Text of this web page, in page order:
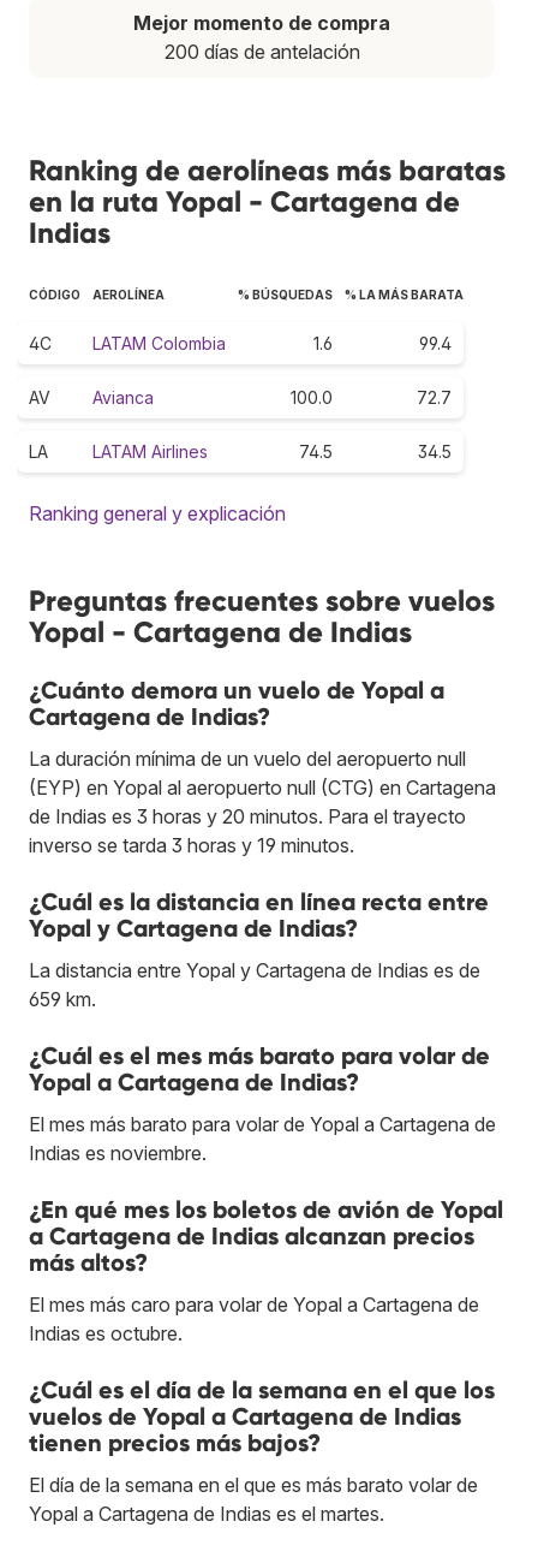
Mejor momento de compra
200 días de antelación
Ranking de aerolíneas más baratas
en la ruta Yopal - Cartagena de
Indias
CÓDIGO AEROLÍNEA % BÚSQUEDAS % LA MÁS BARATA
4C LATAM Colombia 1.6 99.4
AV Avianca 100.0 72.7
LA LATAM Airlines 74.5 34.5
Ranking general y explicación
Preguntas frecuentes sobre vuelos
Yopal - Cartagena de Indias
¿Cuánto demora un vuelo de Yopal a
Cartagena de Indias?
La duración mínima de un vuelo del aeropuerto null
(EYP) en Yopal al aeropuerto null (CTG) en Cartagena
de Indias es 3 horas y 20 minutos. Para el trayecto
inverso se tarda 3 horas y 19 minutos.
¿Cuál es la distancia en línea recta entre
Yopal y Cartagena de Indias?
La distancia entre Yopal y Cartagena de Indias es de
659 km.
¿Cuál es el mes más barato para volar de
Yopal a Cartagena de Indias?
El mes más barato para volar de Yopal a Cartagena de
Indias es noviembre.
¿En qué mes los boletos de avión de Yopal
a Cartagena de Indias alcanzan precios
más altos?
El mes más caro para volar de Yopal a Cartagena de
Indias es octubre.
¿Cuál es el día de la semana en el que los
vuelos de Yopal a Cartagena de Indias
tienen precios más bajos?
El día de la semana en el que es más barato volar de
Yopal a Cartagena de Indias es el martes.